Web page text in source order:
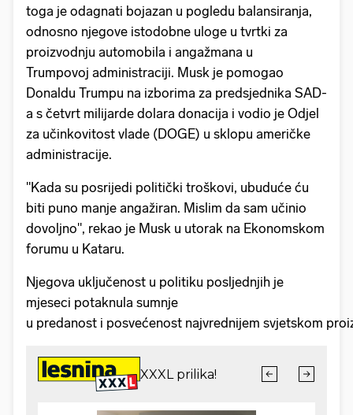
toga je odagnati bojazan u pogledu balansiranja,
odnosno njegove istodobne uloge u tvrtki za
proizvodnju automobila i angažmana u
Trumpovoj administraciji. Musk je pomogao
Donaldu Trumpu na izborima za predsjednika SAD-
a s četvrt milijarde dolara donacija i vodio je Odjel
za učinkovitost vlade (DOGE) u sklopu američke
administracije.
"Kada su posrijedi politički troškovi, ubuduće ću
biti puno manje angažiran. Mislim da sam učinio
dovoljno", rekao je Musk u utorak na Ekonomskom
forumu u Kataru.
Njegova uključenost u politiku posljednjih je
mjeseci potaknula sumnje
u predanost i posvećenost najvrednijem svjetskom